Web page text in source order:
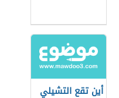
أين تقع التشيلي